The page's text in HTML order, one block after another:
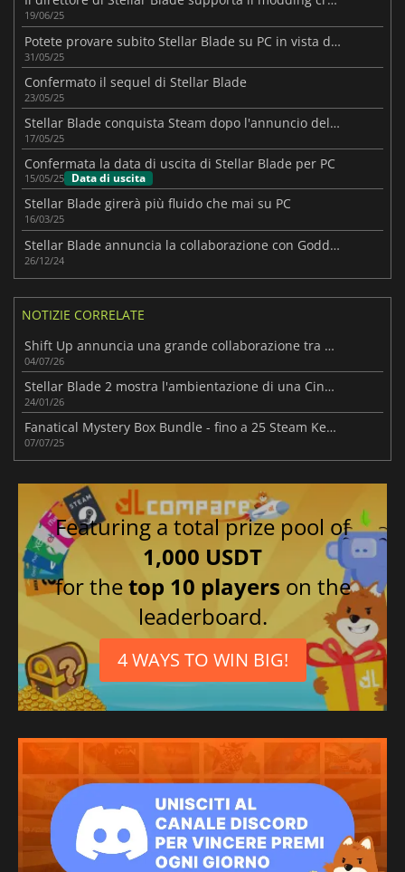
19/06/25
Potete provare subito Stellar Blade su PC in vista del lancio di giugno.
31/05/25
Confermato il sequel di Stellar Blade
23/05/25
Stellar Blade conquista Steam dopo l'annuncio dell'uscita per PC
17/05/25
Confermata la data di uscita di Stellar Blade per PC
15/05/25 Data di uscita
Stellar Blade girerà più fluido che mai su PC
16/03/25
Stellar Blade annuncia la collaborazione con Goddess of Victory: Nikke
26/12/24
NOTIZIE CORRELATE
Shift Up annuncia una grande collaborazione tra NIKKE e Persona
04/07/26
Stellar Blade 2 mostra l'ambientazione di una Cina in rovina
24/01/26
Fanatical Mystery Box Bundle - fino a 25 Steam Key a sorpresa
07/07/25
Featuring a total prize pool of
1,000 USDT
for thetop 10 players on the
leaderboard.
4 WAYS TO WIN BIG!